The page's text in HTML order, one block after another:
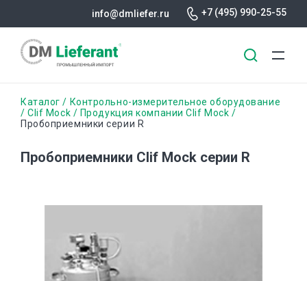
основному
info@dmliefer.ru +7 (495) 990-25-55
Строка
навигации
Каталог
Контрольно-измерительное оборудование
Clif Mock
Продукция компании Clif Mock
Пробоприемники серии R
Пробоприемники Clif Mock серии R